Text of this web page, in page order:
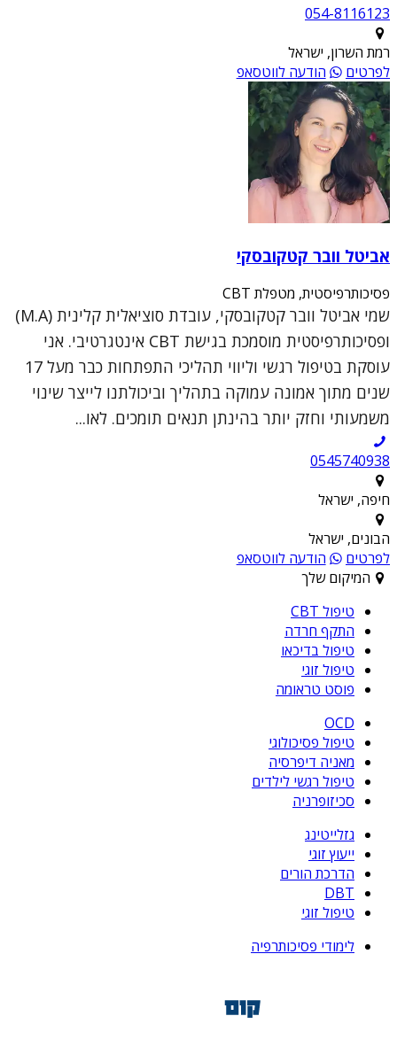
054-8116123
רמת השרון, ישראל
לפרטים
הודעה לווטסאפ
אביטל וובר קטקובסקי
פסיכותרפיסטית, מטפלת CBT
שמי אביטל וובר קטקובסקי, עובדת סוציאלית קלינית (M.A)
ופסיכותרפיסטית מוסמכת בגישת CBT אינטגרטיבי. אני
עוסקת בטיפול רגשי וליווי תהליכי התפתחות כבר מעל 17
שנים מתוך אמונה עמוקה בתהליך וביכולתנו לייצר שינוי
משמעותי וחזק יותר בהינתן תנאים תומכים. לאו...
0545740938
חיפה, ישראל
הבונים, ישראל
לפרטים
הודעה לווטסאפ
המיקום שלך
טיפול CBT
התקף חרדה
טיפול בדיכאו
טיפול זוגי
פוסט טראומה
OCD
טיפול פסיכולוגי
מאניה דיפרסיה
טיפול רגשי לילדים
סכיזופרניה
גזלייטינג
ייעוץ זוגי
הדרכת הורים
DBT
טיפול זוגי
לימודי פסיכותרפיה